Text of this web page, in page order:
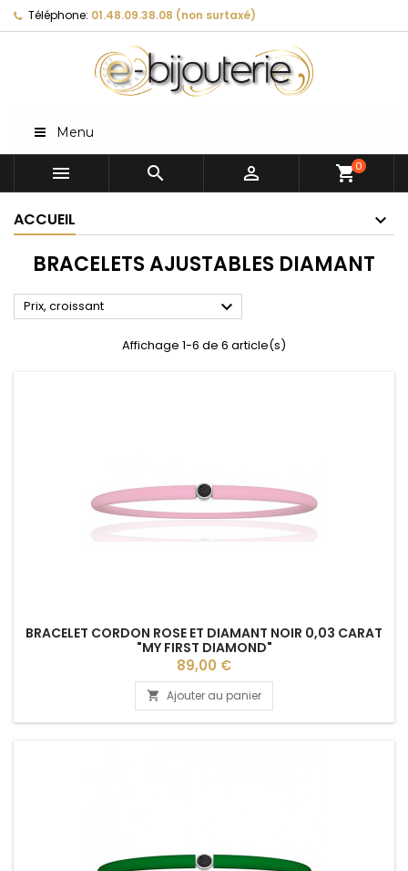
Téléphone: 01.48.09.38.08 (non surtaxé)
Menu
   shopping_cart0
ACCUEIL
BRACELETS AJUSTABLES DIAMANT
Prix, croissant 
Affichage 1-6 de 6 article(s)
BRACELET CORDON ROSE ET DIAMANT NOIR 0,03 CARAT
"MY FIRST DIAMOND"
Prix
89,00 €
 Ajouter au panier